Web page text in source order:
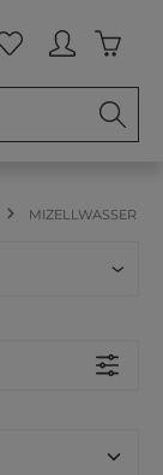
Du hast 0
MIZELLWASSER